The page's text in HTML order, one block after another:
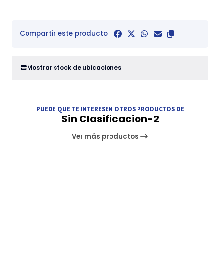
Compartir este producto
Mostrar stock de ubicaciones
PUEDE QUE TE INTERESEN OTROS PRODUCTOS DE
Sin Clasificacion-2
Ver más productos